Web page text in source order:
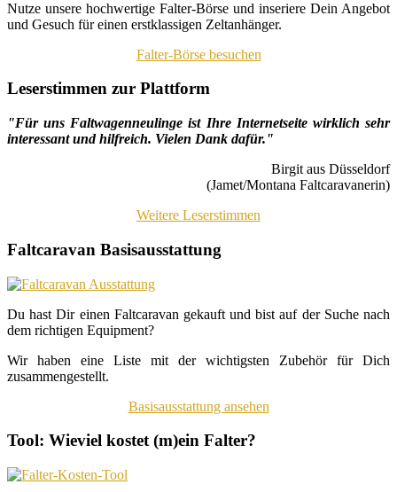
Nutze unsere hochwertige Falter-Börse und inseriere Dein Angebot
und Gesuch für einen erstklassigen Zeltanhänger.
Falter-Börse besuchen
Leserstimmen zur Plattform
"Für uns Faltwagenneulinge ist Ihre Internetseite wirklich sehr
interessant und hilfreich. Vielen Dank dafür."
Birgit aus Düsseldorf
(Jamet/Montana Faltcaravanerin)
Weitere Leserstimmen
Faltcaravan Basisausstattung
Du hast Dir einen Faltcaravan gekauft und bist auf der Suche nach
dem richtigen Equipment?
Wir haben eine Liste mit der wichtigsten Zubehör für Dich
zusammengestellt.
Basisausstattung ansehen
Tool: Wieviel kostet (m)ein Falter?